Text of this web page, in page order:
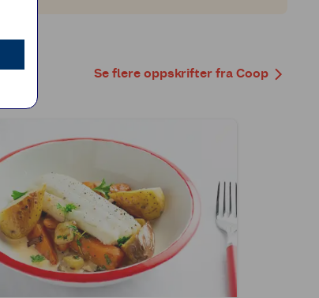
Se flere oppskrifter fra Coop